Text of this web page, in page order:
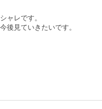
ャレです。
後見ていきたいです。